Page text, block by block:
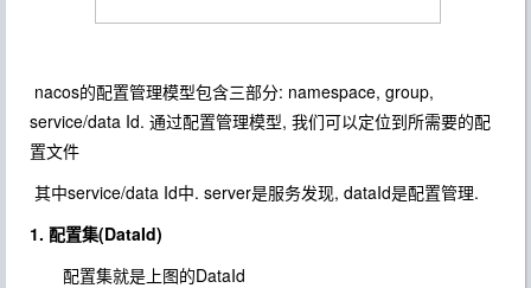
nacos的配置管理模型包含三部分: namespace, group,
service/data Id. 通过配置管理模型, 我们可以定位到所需要的配
置文件
其中service/data Id中. server是服务发现, dataId是配置管理.
1. 配置集(DataId)
配置集就是上图的DataId